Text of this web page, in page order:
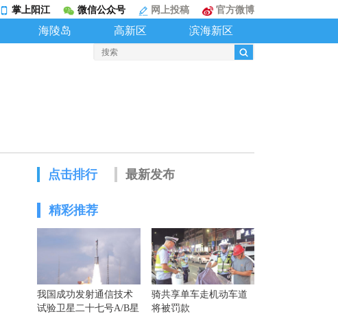
掌上阳江 微信公众号 网上投稿 官方微博
海陵岛 高新区 滨海新区
点击排行 最新发布
精彩推荐
我国成功发射通信技术
试验卫星二十七号A/B星
骑共享单车走机动车道
将被罚款